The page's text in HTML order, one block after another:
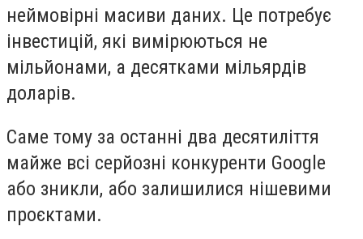
неймовірні масиви даних. Це потребує
інвестицій, які вимірюються не
мільйонами, а десятками мільярдів
доларів.
Саме тому за останні два десятиліття
майже всі серйозні конкуренти Google
або зникли, або залишилися нішевими
проєктами.